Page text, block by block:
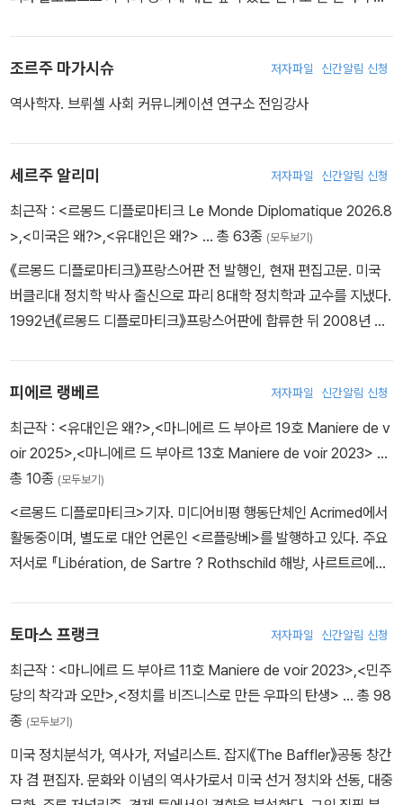
이 성공했다는 것을 의미한다. 자유주의 대 포퓰리즘 개념이 확고해
지면, 마크롱 대통령은 자신을 반대하는 세력은 좌파나 우파나 상관
투쟁의 일환이라 치부하면 된다. 마크롱 대통령이 생각하는 포퓰리즘
족주의자들이 섞여 있다.”
- 세르주 알리미
“자율적이든 강제적이든 백신 접종은 이미 19세기 초부터 대중적인
두려움의 대상이었다. 백신이 많은 이들의 목숨을 연장하거나 살린
것은 사실이지만, 동시에 다른 모든 의료 기술과 마찬가지로 의사의
했다. 이로 인해 매번 끔찍한 공포심이 등장하곤 했다. 이를테면, 전자
마이크로칩 피하 이식은 ‘악마의 표지’로 취급받는다. 실제로는 그것
도 인터넷에서는 악마 같은 국제사회가 지구의 인구를 줄이고 예속하
려 든다며, 이에 대한 반발로 백신과 마이크로칩을 같은 선상에 놓고
거부하는 경우를 찾아볼 수 있다. 성경의 종말론을 배경으로 삼아서
말이다.”
- 드니 뒤클로
예비역 장교들과 연결된 이들은 어떤 우주적인 음모의 존재에 대한
정보를 갖고 있다고 자처했다. 이들로 말미암아 거대한 음모에 관해
더욱 황당한 내용의 글이 출간되기 시작했다. 전CIA 직원이며 비행기
제작자의 아들인 존 리어, 극우 민병대와 연결된 예비역 해병장교 밀
밀스러운 ‘51 지역’(미국 네바다주 소재)에서 비행접시와 관련된 엔
지니어와 물리학자로 일했다고 자처하는 로버트 라자르와 함께 음모
조르주 마가시슈 저자파일 신간알림 신청
역사학자. 브뤼셀 사회 커뮤니케이션 연구소 전임강사
세르주 알리미 저자파일 신간알림 신청
최근작 : <르몽드 디플로마티크 Le Monde Diplomatique 2026.8
> <미국은 왜?> <유대인은 왜?> … 총 63종 (모두보기)
《르몽드 디플로마티크》프랑스어판 전 발행인, 현재 편집고문. 미국
버클리대 정치학 박사 출신으로 파리 8대학 정치학과 교수를 지냈다.
1992년《르몽드 디플로마티크》프랑스어판에 합류한 뒤 2008년 발
Nouveaux Chiens de garde 새로운 경비견』(1997), 『Sisyphe
est fatigue: Les echecs de la gauche au pouvoir 시시포스는
지쳤다-집권 좌파의 실패』(1993),『Les mondes insurges. Alter
manuel d’histoire contemporaine 반란의 세계. 현대사의 대안
(2014), 『Quand la gauche essayait 좌파가 시험할 때』(2000)
등이 있다.
피에르 랭베르 저자파일 신간알림 신청
최근작 : <유대인은 왜?> <마니에르 드 부아르 19호 Maniere de v
oir 2025> <마니에르 드 부아르 13호 Maniere de voir 2023> …
총 10종 (모두보기)
<르몽드 디플로마티크>기자. 미디어비평 행동단체인 Acrimed에서
활동중이며, 별도로 대안 언론인 <르플랑베>를 발행하고 있다. 주요
저서로 『Libération, de Sartre ? Rothschild 해방, 사르트르에서
토마스 프랭크 저자파일 신간알림 신청
최근작 : <마니에르 드 부아르 11호 Maniere de voir 2023> <민주
당의 착각과 오만> <정치를 비즈니스로 만든 우파의 탄생> … 총 98
종 (모두보기)
미국 정치분석가, 역사가, 저널리스트. 잡지《The Baffler》공동 창간
자 겸 편집자. 문화와 이념의 역사가로서 미국 선거 정치와 선동, 대중